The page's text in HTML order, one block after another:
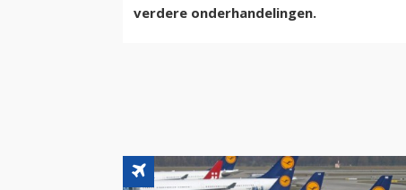
verdere onderhandelingen.